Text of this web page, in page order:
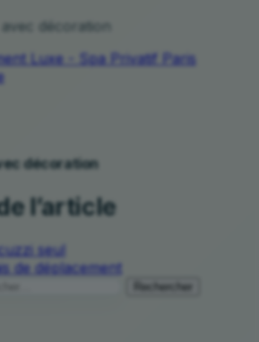
Luxe - Spa Privatif Paris
décoration
l’article
seul
de déplacement